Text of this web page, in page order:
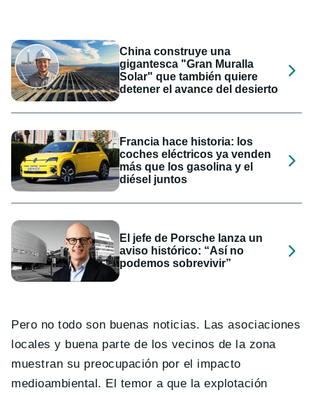
China construye una
gigantesca "Gran Muralla
Solar" que también quiere
detener el avance del desierto
Francia hace historia: los
coches eléctricos ya venden
más que los gasolina y el
diésel juntos
El jefe de Porsche lanza un
aviso histórico: “Así no
podemos sobrevivir”
Pero no todo son buenas noticias. Las asociaciones
locales y buena parte de los vecinos de la zona
muestran su preocupación por el impacto
medioambiental. El temor a que la explotación